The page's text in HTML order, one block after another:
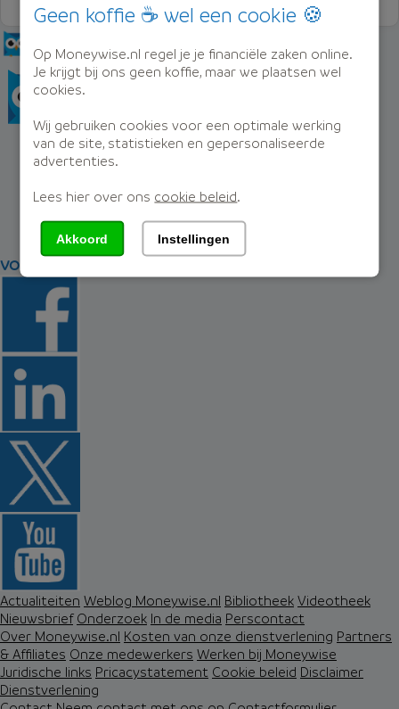
Geen koffie ☕ wel een cookie 🍪
Op Moneywise.nl regel je je financiële zaken online.
Je krijgt bij ons geen koffie, maar we plaatsen wel
cookies.
Wij gebruiken cookies voor een optimale werking
van de site, statistieken en gepersonaliseerde
advertenties.
Lees hier over ons cookie beleid.
Akkoord Instellingen
bel ons met al je vragen
085-760 7600
volg ons
Actualiteiten Weblog Moneywise.nl Bibliotheek Videotheek
Nieuwsbrief Onderzoek In de media Perscontact
Over Moneywise.nl Kosten van onze dienstverlening Partners
& Affiliates Onze medewerkers Werken bij Moneywise
Juridische links Pricacystatement Cookie beleid Disclaimer
Dienstverlening